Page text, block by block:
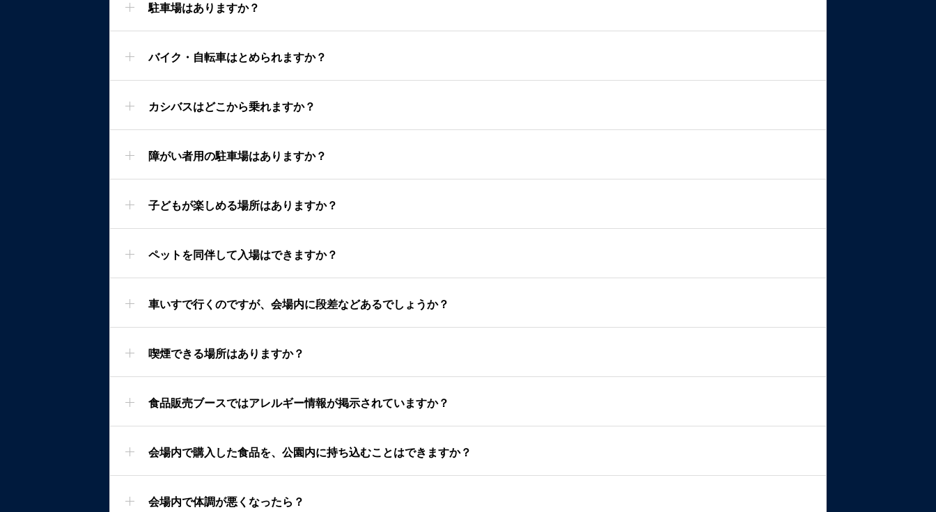
駐車場はありますか？
バイク・自転車はとめられますか？
カシバスはどこから乗れますか？
障がい者用の駐車場はありますか？
子どもが楽しめる場所はありますか？
ペットを同伴して入場はできますか？
車いすで行くのですが、会場内に段差などあるでしょうか？
喫煙できる場所はありますか？
食品販売ブースではアレルギー情報が掲示されていますか？
会場内で購入した食品を、公園内に持ち込むことはできますか？
会場内で体調が悪くなったら？